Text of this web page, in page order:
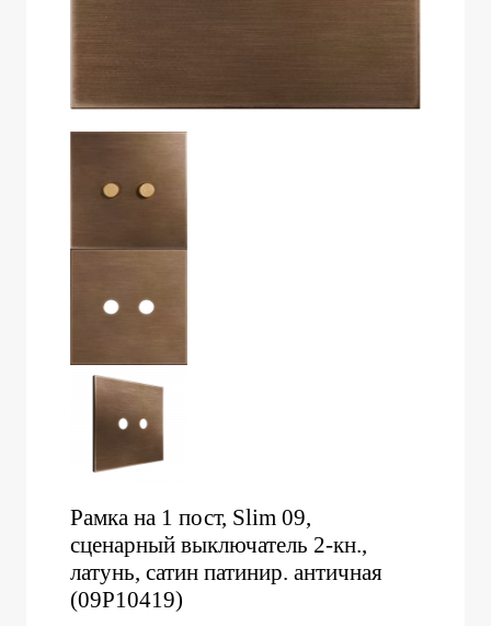
Рамка на 1 пост, Slim 09,
сценарный выключатель 2-кн.,
латунь, сатин патинир. античная
(09P10419)